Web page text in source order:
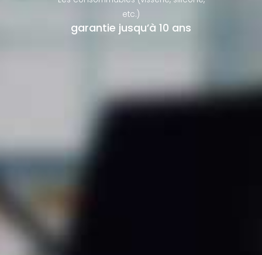
etc.)
garantie jusqu’à 10 ans